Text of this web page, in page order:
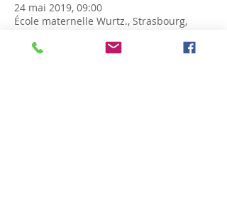
24 mai 2019, 09:00
École maternelle Wurtz., Strasbourg,